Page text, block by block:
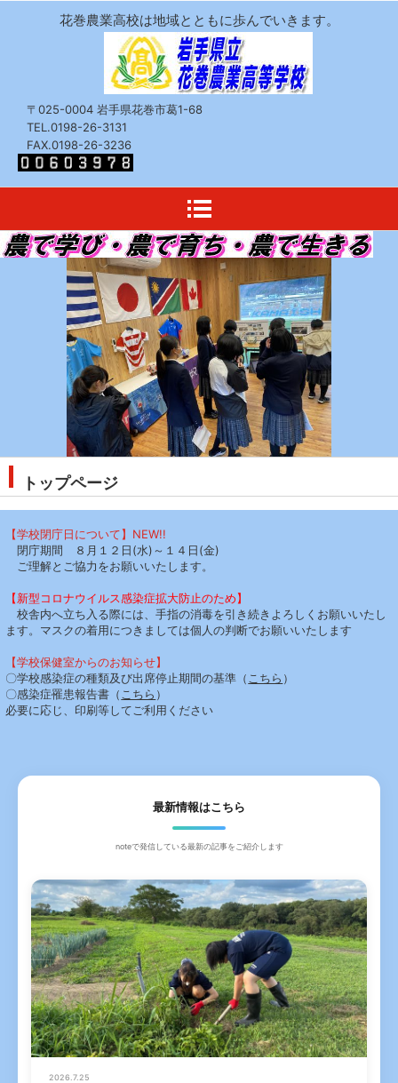
花巻農業高校は地域とともに歩んでいきます。
〒025-0004 岩手県花巻市葛1-68
TEL.0198-26-3131
FAX.0198-26-3236
トップページ
【学校閉庁日について】NEW!!
閉庁期間 ８月１２日(水)～１４日(金)
ご理解とご協力をお願いいたします。
【新型コロナウイルス感染症拡大防止のため】
校舎内へ立ち入る際には、手指の消毒を引き続きよろしくお願いいたし
ます。マスクの着用につきましては個人の判断でお願いいたします
【学校保健室からのお知らせ】
〇学校感染症の種類及び出席停止期間の基準（ こちら ）
〇感染症罹患報告書（ こちら ）
必要に応じ、印刷等してご利用ください
最新情報はこちら
noteで発信している最新の記事をご紹介します
2026.7.25